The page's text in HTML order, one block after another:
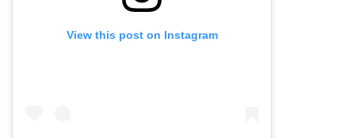
View this post on Instagram